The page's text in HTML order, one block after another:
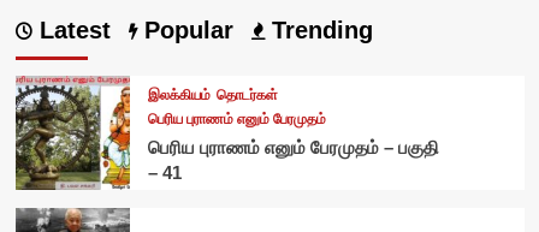
Latest Popular Trending
இலக்கியம் தொடர்கள்
பெரிய புராணம் எனும் பேரமுதம்
பெரிய புராணம் எனும் பேரமுதம் – பகுதி
– 41